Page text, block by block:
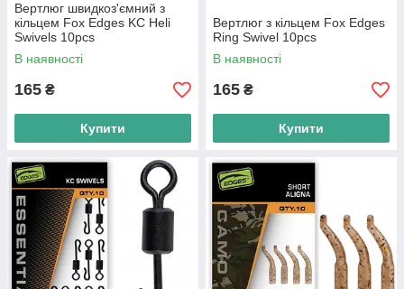
Вертлюг швидкоз'ємний з
кільцем Fox Edges KC Heli
Swivels 10pcs
В наявності
165 ₴
Купити
Вертлюг з кільцем Fox Edges
Ring Swivel 10pcs
В наявності
165 ₴
Купити